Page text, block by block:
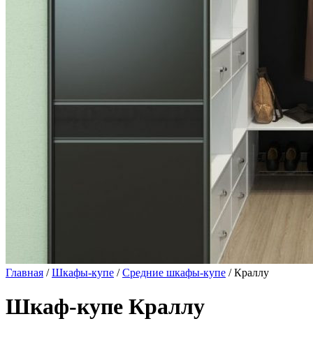
Главная /Шкафы-купе /Средние шкафы-купе / Краллу
Шкаф-купе Краллу